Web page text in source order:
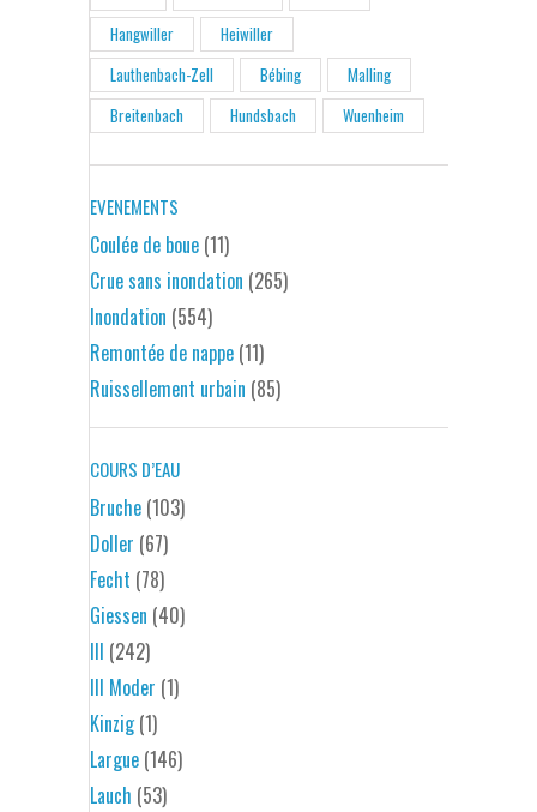
Hangwiller
Heiwiller
Lauthenbach-Zell
Bébing
Malling
Breitenbach
Hundsbach Wuenheim
EVENEMENTS
Coulée de boue (11)
Crue sans inondation (265)
Inondation (554)
Remontée de nappe (11)
Ruissellement urbain (85)
COURS D’EAU
Bruche (103)
Doller (67)
Fecht (78)
Giessen (40)
Ill (242)
Ill Moder (1)
Kinzig(1)
Largue (146)
Lauch (53)